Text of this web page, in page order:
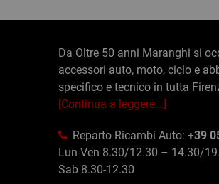
Da Oltre 50 anni Maranghi si
accessori auto, moto, ciclo e
specifico e tecnico in tutta
[Continua a leggere...]
Reparto Ricambi Auto: +39
Lun-Ven 8.30/12.30 – 14.30/
Sab 8.30-12.30